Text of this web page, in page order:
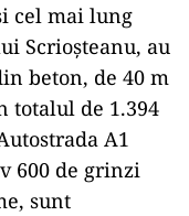
cel mai lung
Scrioșteanu, au
beton, de 40 m
totalul de 1.394
A1
600 de grinzi
sunt